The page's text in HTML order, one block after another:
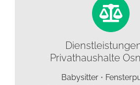
Privathaushalte
Babysitter•